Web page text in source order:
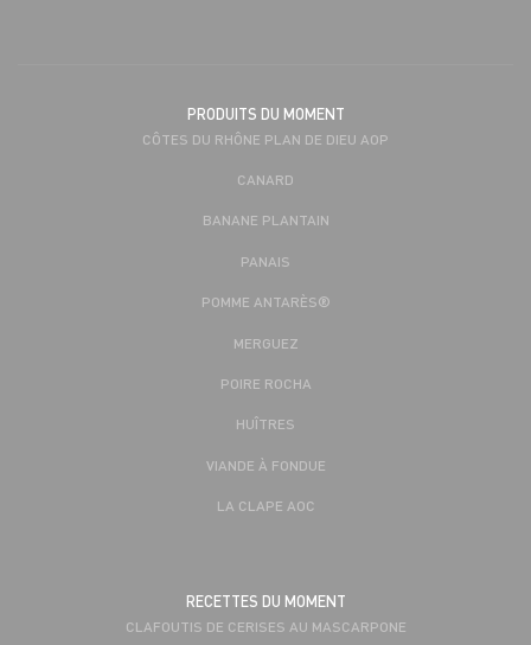
PRODUITS DU MOMENT
CÔTES DU RHÔNE PLAN DE DIEU AOP
CANARD
BANANE PLANTAIN
PANAIS
POMME ANTARÈS®
MERGUEZ
POIRE ROCHA
HUÎTRES
VIANDE À FONDUE
LA CLAPE AOC
RECETTES DU MOMENT
CLAFOUTIS DE CERISES AU MASCARPONE